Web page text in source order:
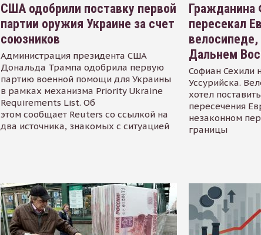
США одобрили поставку первой
партии оружия Украине за счет
союзников
Администрация президента США
Дональда Трампа одобрила первую
партию военной помощи для Украины
в рамках механизма Priority Ukraine
Requirements List. Об
этом сообщает Reuters со ссылкой на
два источника, знакомых с ситуацией
Гражданина
пересекал
велосипеде,
Дальнем
Софиан Сехили
Уссурийска.
хотел
пересечения
незаконном
границы